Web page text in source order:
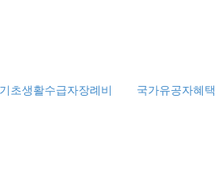
기초생활수급자장례비 국가유공자혜택